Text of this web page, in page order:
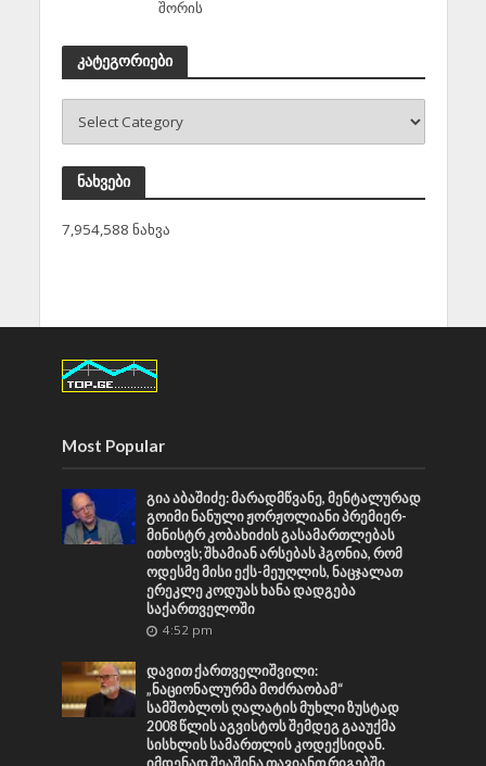
შორის
კატეგორიები
ნახვები
7,954,588 ნახვა
Most Popular
გია აბაშიძე: მარადმწვანე, მენტალურად
გოიმი ნანული ჟორჟოლიანი პრემიერ-
მინისტრ კობახიძის გასამართლებას
ითხოვს; შხამიან არსებას ჰგონია, რომ
ოდესმე მისი ექს-მეუღლის, ნაცჯალათ
ერეკლე კოდუას ხანა დადგება
საქართველოში
4:52 pm
დავით ქართველიშვილი:
„ნაციონალურმა მოძრაობამ“
სამშობლოს ღალატის მუხლი ზუსტად
2008 წლის აგვისტოს შემდეგ გააუქმა
სისხლის სამართლის კოდექსიდან.